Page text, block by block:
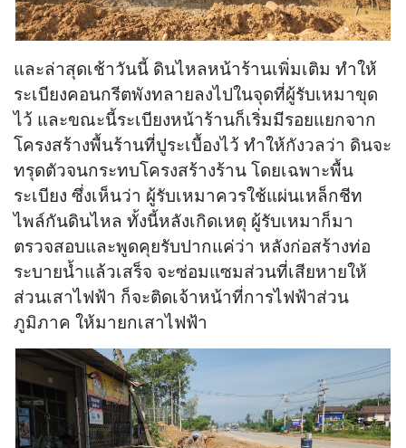
และล่าสุดเช้าวันนี้ ดินไหลหน้าร้านเพิ่มเติม ทำให้
ระเบียงคอนกรีตพังทลายลงไปในจุดที่ผู้รับเหมาขุด
ไว้ และขณะนี้ระเบียงหน้าร้านก็เริ่มมีรอยแยกจาก
โครงสร้างพื้นร้านที่ปูระเบื้องไว้ ทำให้กังวลว่า ดินจะ
ทรุดตัวจนกระทบโครงสร้างร้าน โดยเฉพาะพื้น
ระเบียง ซึ่งเห็นว่า ผู้รับเหมาควรใช้แผ่นเหล็กชีท
ไพล์กันดินไหล ทั้งนี้หลังเกิดเหตุ ผู้รับเหมาก็มา
ตรวจสอบและพูดคุยรับปากแค่ว่า หลังก่อสร้างท่อ
ระบายน้ำแล้วเสร็จ จะซ่อมแซมส่วนที่เสียหายให้
ส่วนเสาไฟฟ้า ก็จะติดเจ้าหน้าที่การไฟฟ้าส่วน
ภูมิภาค ให้มายกเสาไฟฟ้า